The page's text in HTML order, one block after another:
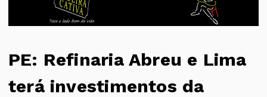
PE: Refinaria Abreu e Lima
terá investimentos da